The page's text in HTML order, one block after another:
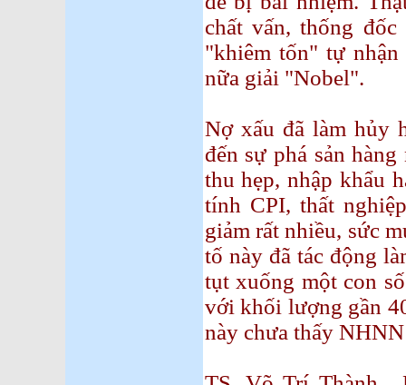
chất vấn, thống
"khiêm tốn" tự
nữa giải "Nobel".
Nợ xấu đã làm hủy
đến sự phá sản
thu hẹp, nhập khẩu
tính CPI, thất
giảm rất nhiều, sức
tố này đã tác động
tụt xuống một con
với khối lượng gần
này chưa thấy